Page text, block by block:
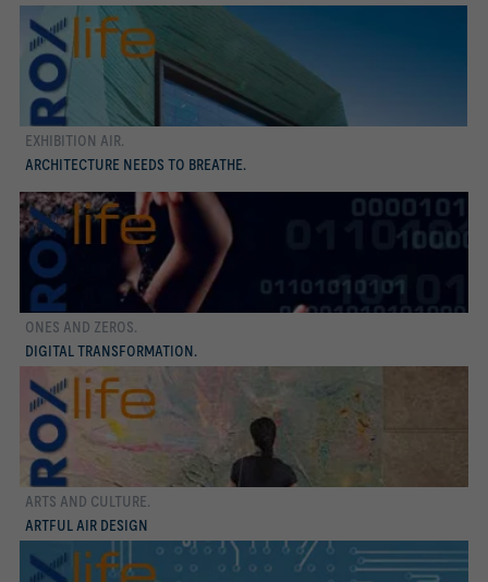
EXHIBITION AIR.
ARCHITECTURE NEEDS TO BREATHE.
Conocer más
ONES AND ZEROS.
DIGITAL TRANSFORMATION.
Conocer más
ARTS AND CULTURE.
ARTFUL AIR DESIGN
Conocer más